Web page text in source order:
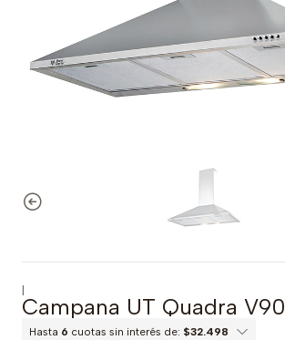
|
Campana UT Quadra V90
Hasta 6 cuotas sin interés de: $32.498